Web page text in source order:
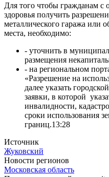
Для того чтобы гражданам
здоровья получить
металлического гаража или
места, необходимо:
- уточнить в
размещения
- на региональном
«Разрешение на
далее указать
заявки, в которой
инвалидности,
сроки использования
границ.13:28
Источник
Жуковский
Новости регионов
Московская область